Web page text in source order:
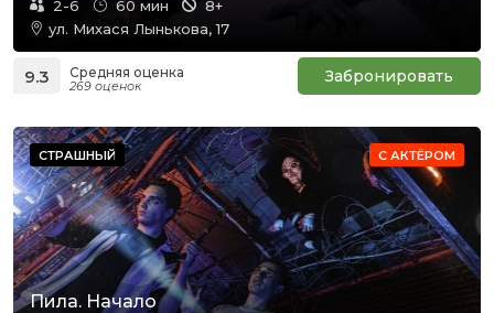
2-6 60 мин
8+
ул. Михася Лынькова, 17
9.3 Средняя оценка
269 оценок Забронировать
С АКТЁРОМ
СТРАШНЫЙ
Пила. Начало